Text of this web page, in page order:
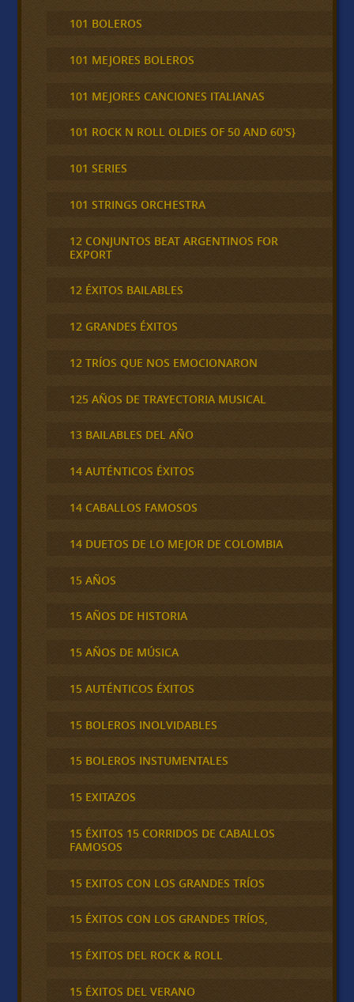
101 BOLEROS
101 MEJORES BOLEROS
101 MEJORES CANCIONES ITALIANAS
101 ROCK N ROLL OLDIES OF 50 AND 60'S}
101 SERIES
101 STRINGS ORCHESTRA
12 CONJUNTOS BEAT ARGENTINOS FOR
EXPORT
12 ÉXITOS BAILABLES
12 GRANDES ÉXITOS
12 TRÍOS QUE NOS EMOCIONARON
125 AÑOS DE TRAYECTORIA MUSICAL
13 BAILABLES DEL AÑO
14 AUTÉNTICOS ÉXITOS
14 CABALLOS FAMOSOS
14 DUETOS DE LO MEJOR DE COLOMBIA
15 AÑOS
15 AÑOS DE HISTORIA
15 AÑOS DE MÚSICA
15 AUTÉNTICOS ÉXITOS
15 BOLEROS INOLVIDABLES
15 BOLEROS INSTUMENTALES
15 EXITAZOS
15 ÉXITOS 15 CORRIDOS DE CABALLOS
FAMOSOS
15 EXITOS CON LOS GRANDES TRÍOS
15 ÉXITOS CON LOS GRANDES TRÍOS,
15 ÉXITOS DEL ROCK & ROLL
15 ÉXITOS DEL VERANO